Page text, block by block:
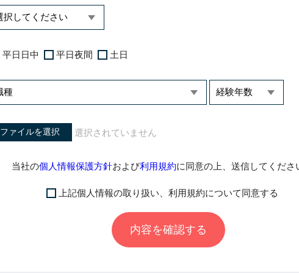
平日日中 平日夜間 土日
ファイルを選択
当社の個人情報保護方針および利用規約に同意の上、送信してくださ
上記個人情報の取り扱い、利用規約について同意する
内容を確認する